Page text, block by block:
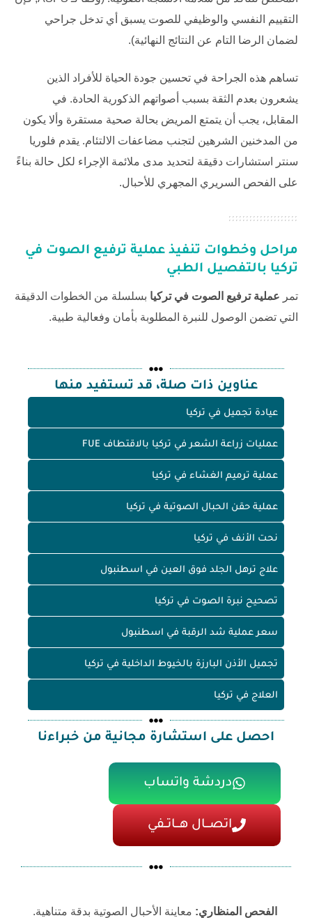
التقييم النفسي والوظيفي للصوت يسبق أي تدخل جراحي
لضمان الرضا التام عن النتائج النهائية).
تساهم هذه الجراحة في تحسين جودة الحياة للأفراد الذين
يشعرون بعدم الثقة بسبب أصواتهم الذكورية الحادة. في
المقابل، يجب أن يتمتع المريض بحالة صحية مستقرة وألا يكون
من المدخنين الشرهين لتجنب مضاعفات الالتئام. يقدم فلوريا
سنتر
استشارات دقيقة لتحديد مدى ملائمة الإجراء لكل حالة بناءً
على الفحص السريري المجهري للأحبال.
مراحل وخطوات تنفيذ عملية ترفيع الصوت في
تركيا بالتفصيل الطبي
تمر عملية ترفيع الصوت في تركيا بسلسلة من الخطوات الدقيقة
التي تضمن الوصول للنبرة المطلوبة بأمان وفعالية طبية.
عناوين ذات صلة، قد تستفيد منها
عيادة تجميل في تركيا
عمليات زراعة الشعر في تركيا بالاقتطاف FUE
عملية ترميم الغشاء في تركيا
عملية حقن الحبال الصوتية في تركيا
نحت الأنف في تركيا
علاج ترهل الجلد فوق العين في اسطنبول
تصحيح نبرة الصوت في تركيا
سعر عملية شد الرقبة في اسطنبول
تجميل الأذن البارزة بالخيوط الداخلية في تركيا
العلاج في تركيا
احصل على استشارة مجانية من خبراءنا
دردشة واتساب
اتصـــال هـــاتــفي
الفحص المنظاري: معاينة الأحبال الصوتية بدقة متناهية.